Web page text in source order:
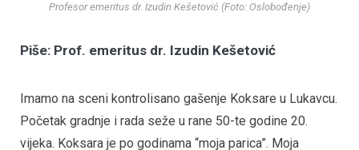
Profesor emeritus dr. Izudin Kešetović (Foto: Oslobođenje)
Piše: Prof. emeritus dr. Izudin Kešetović
Imamo na sceni kontrolisano gašenje Koksare u Lukavcu.
Početak gradnje i rada seže u rane 50-te godine 20.
vijeka. Koksara je po godinama “moja parica”. Moja